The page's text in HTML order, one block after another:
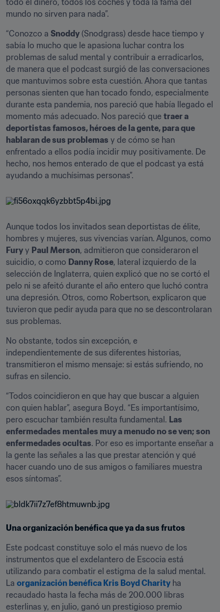
todo el dinero, todos los coches y toda la fama del
mundo no sirven para nada”.
“Conozco a Snoddy (Snodgrass) desde hace tiempo y
sabía lo mucho que le apasiona luchar contra los
problemas de salud mental y contribuir a erradicarlos,
de manera que el podcast surgió de las conversaciones
que mantuvimos sobre esta cuestión. Ahora que tantas
personas sienten que han tocado fondo, especialmente
durante esta pandemia, nos pareció que había llegado el
momento más adecuado. Nos pareció que traer a
deportistas famosos, héroes de la gente, para que
hablaran de sus problemas y de cómo se han
enfrentado a ellos podía incidir muy positivamente. De
hecho, nos hemos enterado de que el podcast ya está
ayudando a muchísimas personas”.
Aunque todos los invitados sean deportistas de élite,
Fury y Paul Merson, admitieron que consideraron el
suicidio, o como Danny Rose, lateral izquierdo de la
selección de Inglaterra, quien explicó que no se cortó el
pelo ni se afeitó durante el año entero que luchó contra
una depresión. Otros, como Robertson, explicaron que
tuvieron que pedir ayuda para que no se descontrolaran
sus problemas.
No obstante, todos sin excepción, e
independientemente de sus diferentes historias,
transmitieron el mismo mensaje: si estás sufriendo, no
sufras en silencio.
“Todos coincidieron en que hay que buscar a alguien
con quien hablar”, asegura Boyd. “Es importantísimo,
pero escuchar también resulta fundamental. Las
enfermedades mentales muy a menudo no se ven; son
enfermedades ocultas. Por eso es importante enseñar a
la gente las señales a las que prestar atención y qué
hacer cuando uno de sus amigos o familiares muestra
esos síntomas”.
Una organización benéfica que ya da sus frutos
Este podcast constituye solo el más nuevo de los
instrumentos que el exdelantero de Escocia está
utilizando para combatir el estigma de la salud mental.
La organización benéfica Kris Boyd Charity ha
recaudado hasta la fecha más de 200.000 libras
esterlinas y, en julio, ganó un prestigioso premio